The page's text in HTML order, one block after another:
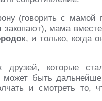
(говорить с мамой
мама
, и только, когда
друзей, которые
быть
и смотреть то,